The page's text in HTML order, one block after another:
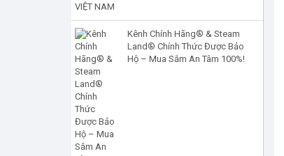
Kênh Chính Hãng® & Steam
Land® Chính Thức Được Bảo
Hộ – Mua Sắm An Tâm 100%!